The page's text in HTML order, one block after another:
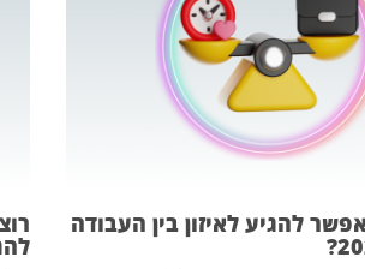
להגיע לאיזון בין העבודה